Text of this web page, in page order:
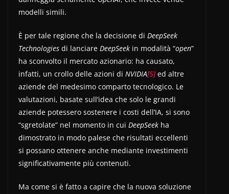
modelli simili.
È per tale regione che la decisione di DeepSeek
Technologies di lanciare DeepSeek in modalità “open”
ha sconvolto il mercato azionario: ha causato,
infatti, un crollo delle azioni di NVIDIA[5]ed altre
aziende del medesimo comparto tecnologico. Le
valutazioni, basate sull’idea che solo le grandi
aziende potessero sostenere i costi dell’IA, si sono
“sgretolate” nel momento in cui DeepSeek ha
dimostrato in modo palese che risultati eccellenti
si possano ottenere anche mediante investimenti
significativamente più contenuti.
Ma come si è fatto a capire che la nuova soluzione